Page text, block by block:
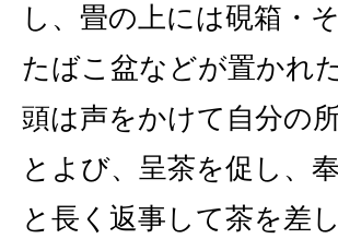
し、畳の上には硯箱・
たばこ盆などが置かれ
頭は声をかけて自分の
とよび、呈茶を促し、
と長く返事して茶を差し